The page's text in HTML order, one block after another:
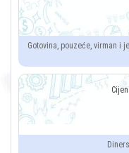
Gotovina, pouzeće, virman i